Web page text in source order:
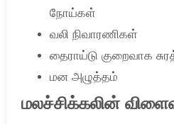
நோய்கள்
வலி நிவாரணிகள்
தைராய்டு குறைவாக
மன அழுத்தம்
மலச்சிக்கலின்